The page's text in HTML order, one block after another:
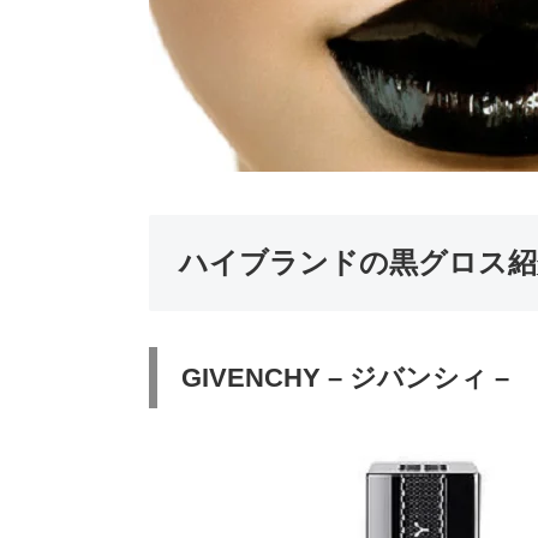
ハイブランドの黒グロス
GIVENCHY – ジバンシィ –